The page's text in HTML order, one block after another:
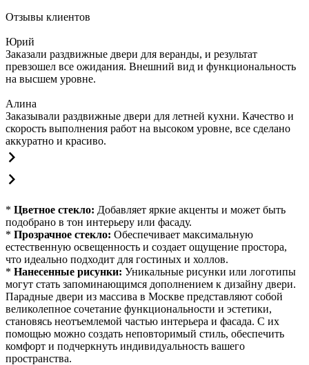
Отзывы клиентов
Юрий
Заказали раздвижные двери для веранды, и результат
превзошел все ожидания. Внешний вид и функциональность
на высшем уровне.
Алина
Заказывали раздвижные двери для летней кухни. Качество и
скорость выполнения работ на высоком уровне, все сделано
аккуратно и красиво.
* Цветное стекло: Добавляет яркие акценты и может быть
подобрано в тон интерьеру или фасаду.
* Прозрачное стекло: Обеспечивает максимальную
естественную освещенность и создает ощущение простора,
что идеально подходит для гостиных и холлов.
* Нанесенные рисунки: Уникальные рисунки или логотипы
могут стать запоминающимся дополнением к дизайну двери.
Парадные двери из массива в Москве представляют собой
великолепное сочетание функциональности и эстетики,
становясь неотъемлемой частью интерьера и фасада. С их
помощью можно создать неповторимый стиль, обеспечить
комфорт и подчеркнуть индивидуальность вашего
пространства.